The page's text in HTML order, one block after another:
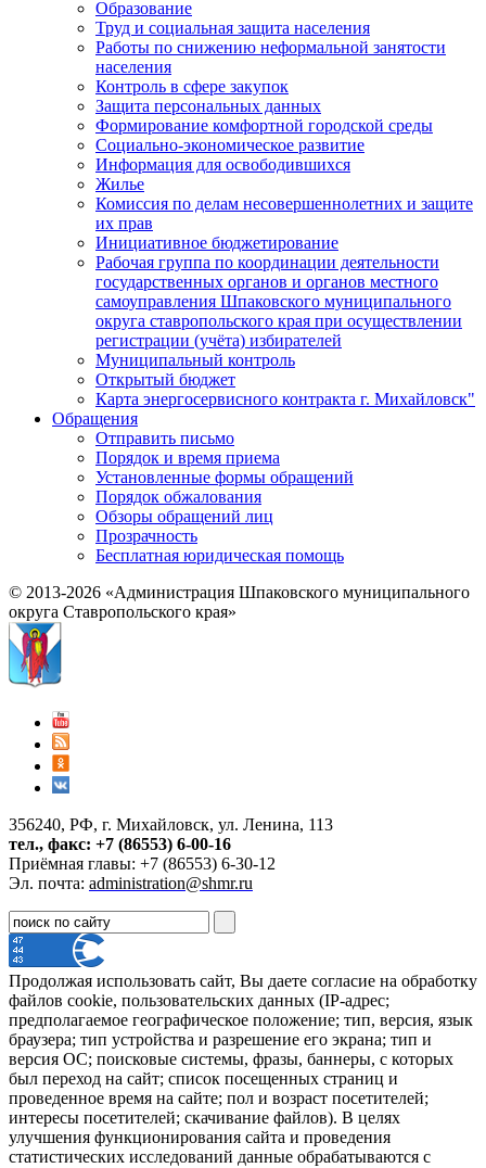
Образование
Труд и социальная защита населения
Работы по снижению неформальной занятости
населения
Контроль в сфере закупок
Защита персональных данных
Формирование комфортной городской среды
Социально-экономическое развитие
Информация для освободившихся
Жилье
Комиссия по делам несовершеннолетних и защите
их прав
Инициативное бюджетирование
Рабочая группа по координации деятельности
государственных органов и органов местного
самоуправления Шпаковского муниципального
округа ставропольского края при осуществлении
регистрации (учёта) избирателей
Муниципальный контроль
Открытый бюджет
Карта энергосервисного контракта г. Михайловск"
Обращения
Отправить письмо
Порядок и время приема
Установленные формы обращений
Порядок обжалования
Обзоры обращений лиц
Прозрачность
Бесплатная юридическая помощь
© 2013-2026 «Администрация Шпаковского муниципального
округа Ставропольского края»
356240, РФ, г. Михайловск, ул. Ленина, 113
тел., факс: +7 (86553) 6-00-16
Приёмная главы: +7 (86553) 6-30-12
Эл. почта: administration@shmr.ru
Продолжая использовать сайт, Вы даете согласие на обработку
файлов cookie, пользовательских данных (IP-адрес;
предполагаемое географическое положение; тип, версия, язык
браузера; тип устройства и разрешение его экрана; тип и
версия ОС; поисковые системы, фразы, баннеры, с которых
был переход на сайт; список посещенных страниц и
проведенное время на сайте; пол и возраст посетителей;
интересы посетителей; скачивание файлов). В целях
улучшения функционирования сайта и проведения
статистических исследований данные обрабатываются с